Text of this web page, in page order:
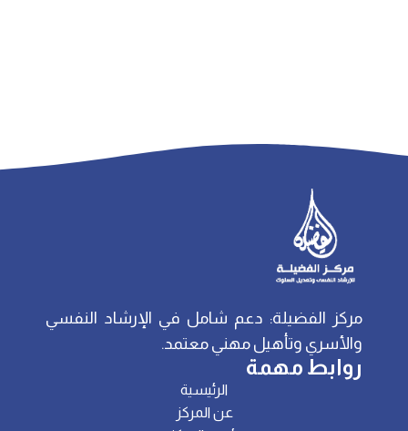
مركز الفضيلة: دعم شامل في الإرشاد النفسي
والأسري وتأهيل مهني معتمد.
روابط مهمة
الرئيسية
عن المركز